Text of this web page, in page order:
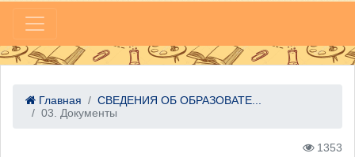
Главная
СВЕДЕНИЯ ОБ ОБРАЗОВАТЕ...
03. Документы
1353